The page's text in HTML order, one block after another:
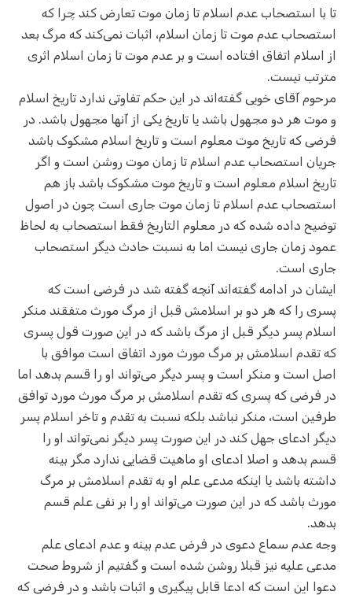
تا با استصحاب عدم اسلام تا زمان موت تعارض کند چرا که
استصحاب عدم موت تا زمان اسلام، اثبات نمی‌کند که مرگ بعد
از اسلام اتفاق افتاده است و بر عدم موت تا زمان اسلام اثری
مترتب نیست.
مرحوم آقای خویی گفته‌اند در این حکم تفاوتی ندارد تاریخ اسلام
و موت هر دو مجهول باشد یا تاریخ یکی از آنها مجهول باشد. در
فرضی که تاریخ موت معلوم است و تاریخ اسلام مشکوک باشد
جریان استصحاب عدم اسلام تا زمان موت روشن است و اگر
تاریخ اسلام معلوم است و تاریخ موت مشکوک باشد باز هم
استصحاب عدم اسلام تا زمان موت جاری است چون در اصول
توضیح داده شده که در معلوم التاریخ فقط استصحاب به لحاظ
عمود زمان جاری نیست اما به نسبت حادث دیگر استصحاب
جاری است.
ایشان در ادامه گفته‌اند آنچه گفته شد در فرضی است که
پسری را که هر دو بر اسلامش قبل از مرگ مورث متفقند منکر
اسلام پسر دیگر قبل از مرگ باشد که در این صورت قول پسری
که تقدم اسلامش بر مرگ مورث مورد اتفاق است موافق با
اصل است و منکر است و پسر دیگر می‌تواند او را قسم بدهد اما
در فرضی که پسری که تقدم اسلامش بر مرگ مورث مورد توافق
طرفین است، منکر نباشد بلکه نسبت به تقدم و تاخر اسلام پسر
دیگر ادعای جهل کند در این صورت پسر دیگر نمی‌تواند او را
قسم بدهد و اصلا ادعای او ماهیت قضایی ندارد مگر بینه
داشته باشد یا اینکه مدعی علم او به تقدم اسلامش بر مرگ
مورث باشد که در این صورت می‌تواند او را بر نفی علم قسم
بدهد.
وجه عدم سماع دعوی در فرض عدم بینه و عدم ادعای علم
مدعی علیه نیز قبلا روشن شده است و گفتیم از شروط صحت
دعوا این است که ادعا قابل پیگیری و اثبات باشد و در فرضی که